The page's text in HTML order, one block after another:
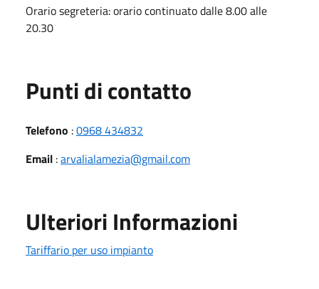
Orario segreteria: orario continuato dalle 8.00 alle
20.30
Punti di contatto
Telefono :0968 434832
Email :arvalialamezia@gmail.com
Ulteriori Informazioni
Tariffario per uso impianto